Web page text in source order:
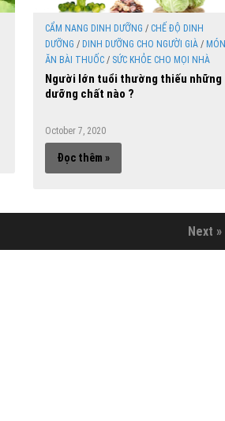
CẨM NANG DINH DƯỠNG / CHẾ ĐỘ DINH
DƯỠNG / DINH DƯỠNG CHO NGƯỜI GIÀ / MÓN
ĂN BÀI THUỐC / SỨC KHỎE CHO MỌI NHÀ
Người lớn tuổi thường thiếu những
dưỡng chất nào ?
October 7, 2020
Đọc thêm »
Next »